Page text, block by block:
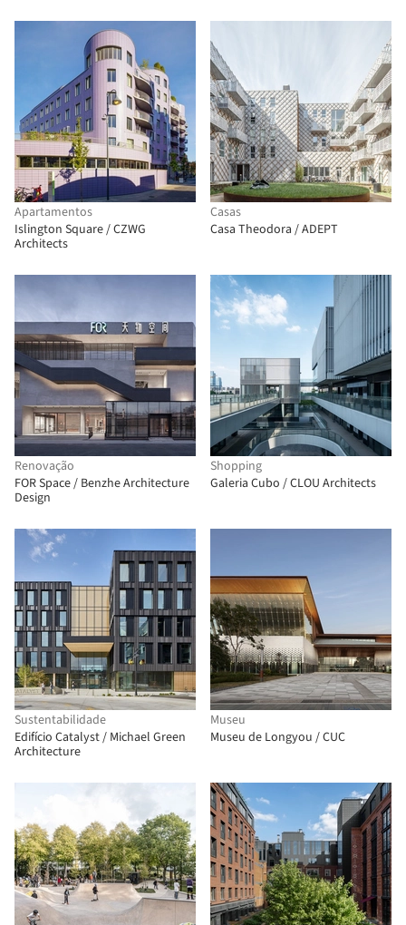
Apartamentos
Islington Square / CZWG
Architects
Casas
Casa Theodora / ADEPT
Renovação
FOR Space / Benzhe Architecture
Design
Shopping
Galeria Cubo / CLOU Architects
Sustentabilidade
Edifício Catalyst / Michael Green
Architecture
Museu
Museu de Longyou / CUC